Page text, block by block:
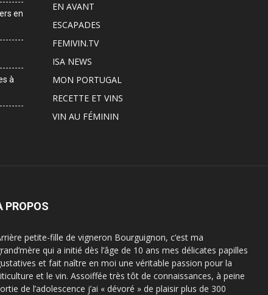
en
à
EN AVANT
ESCAPADES
FEMIVIN.TV
ISA NEWS
MON PORTUGAL
RECETTE ET VINS
VIN AU FÉMININ
PROPOS
petite-fille de vigneron Bourguignon, c’est ma
qui a initié dès l’âge de 10 ans mes délicates papilles
et fait naître en moi une véritable passion pour la
et le vin. Assoiffée très tôt de connaissances, à peine
de l’adolescence j’ai « dévoré » de plaisir plus de 300